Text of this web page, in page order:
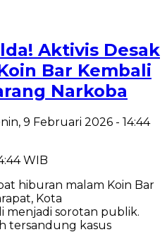
Aktivis Desak
Bar Kembali
Narkoba
9 Februari 2026 - 14:44
WIB
hiburan malam Koin Bar
Kota
menjadi sorotan publik.
tersandung kasus